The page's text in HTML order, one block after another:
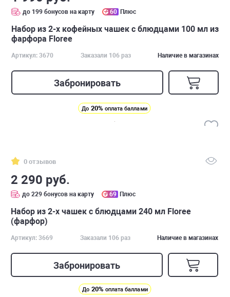
до 199 бонусов на карту 60 Плюс
Набор из 2-х кофейных чашек с блюдцами 100 мл из
фарфора Floree
Артикул: 3670 Заказали 106 раз Наличие в магазинах
Забронировать
До 20% оплата баллами
0 отзывов
2 290 руб.
до 229 бонусов на карту 69 Плюс
Набор из 2-х чашек с блюдцами 240 мл Floree
(фарфор)
Артикул: 3669 Заказали 106 раз Наличие в магазинах
Забронировать
До 20% оплата баллами